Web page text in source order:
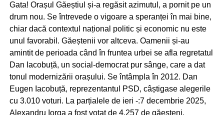
„Președintele Klaus Iohannis a pus frână abuzurilor PSD
în domeniul Justiției, folosind toate armele constituționale.
A refuzat să promulge legile ticăloase ale PSD și s-a
adresat, în mod repetat, Curții Constituționale”, motivează,
Ion Preda, din Cluj-Napoca.
Românii sunt conștienți că președintele Iohannis a fost un
adversar eficient al PSD, garantând drepturile și libertățile
fundamentale, precum și promovarea unor legi juste.
Dâmbovițeanul Adrian Țuțuianu are de gând să intervină
pentru a introduce noi reguli în ceea ce privește
publicitatea politică în zona de online. A precizat șeful
AEP că legislația actuală nu prea mai ține pasul cu
realitățile erei digitale. Normele electorale care se aplică
în România sunt total depășite.
RECLAMA
Gata! Orașul Găeștiul și-a regăsit azimutul, a pornit pe un
drum nou. Se întrevede o vigoare a speranței în mai bine,
chiar dacă contextul național politic și economic nu este
unul favorabil. Găeștenii vor altceva. Oamenii și-au
amintit de perioada când în fruntea urbei se afla regretatul
Dan Iacobuță, un social-democrat pur sânge, care a dat
tonul modernizării orașului. Se întâmpla în 2012. Dan
Eugen Iacobuță, reprezentantul PSD, câștigase alegerile
cu 3.010 voturi. La parțialele de ieri -:7 decembrie 2025,
Alexandru Iorga a fost votat de 4.257 de găeșteni.